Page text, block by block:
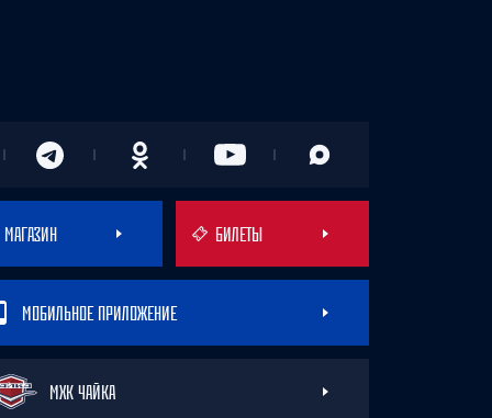
МАГАЗИН БИЛЕТЫ
МОБИЛЬНОЕ ПРИЛОЖЕНИЕ
МХК ЧАЙКА